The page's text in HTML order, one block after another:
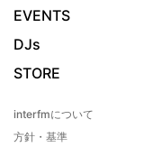
EVENTS
DJs
STORE
interfmについて
方針・基準